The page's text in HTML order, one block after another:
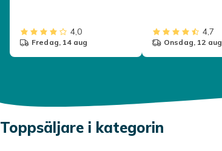
4,0
fredag, 14 aug
4,7
onsdag, 12 aug
Toppsäljare i kategorin